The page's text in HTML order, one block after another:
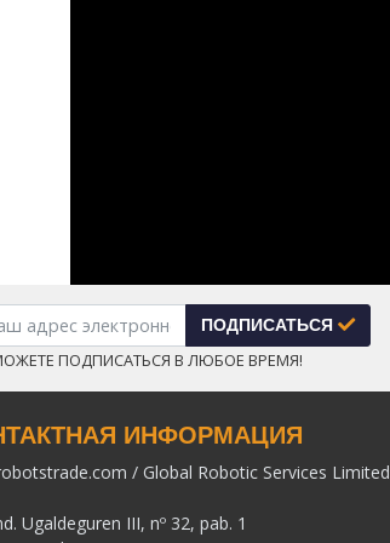
ПОДПИСАТЬСЯ
ПОДПИСАТЬСЯ В ЛЮБОЕ ВРЕМЯ!
ИНФОРМАЦИЯ
/ Global Robotic Services Limited
Ugaldeguren III, nº 32, pab. 1